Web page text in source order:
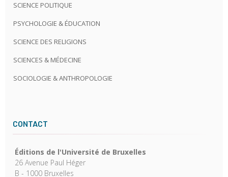
SCIENCE POLITIQUE
PSYCHOLOGIE & ÉDUCATION
SCIENCE DES RELIGIONS
SCIENCES & MÉDECINE
SOCIOLOGIE & ANTHROPOLOGIE
CONTACT
Éditions de l'Université de Bruxelles
26 Avenue Paul Héger
B - 1000 Bruxelles